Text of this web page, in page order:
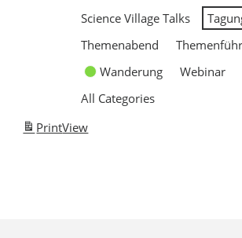
Science Village Talks
Themenabend
Wanderung
Webinar
All Categories
PrintView